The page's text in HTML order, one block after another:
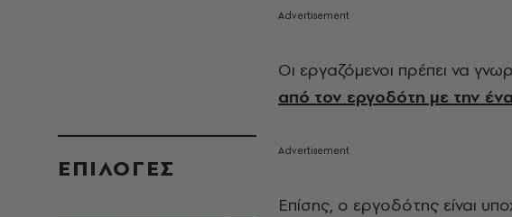
EΠΙΛΟΓΈΣ
Οι εργαζόμενοι πρέπει να
από τον εργοδότη με την
Επίσης, ο εργοδότης είναι